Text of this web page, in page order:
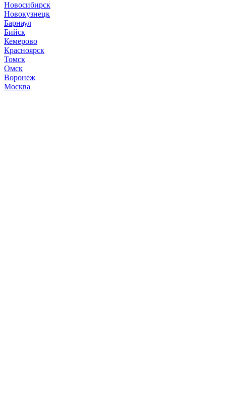
Новосибирск
Новокузнецк
Барнаул
Бийск
Кемерово
Красноярск
Томск
Омск
Воронеж
Москва